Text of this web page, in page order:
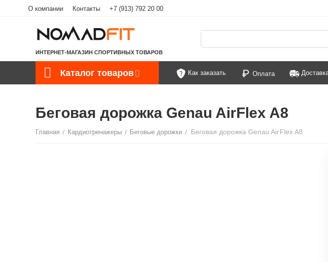
О компании Контакты +7 (913) 792 20 00
ИНТЕРНЕТ-МАГАЗИН СПОРТИВНЫХ ТОВАРОВ
Каталог товаров Как заказать Оплата
Беговая дорожка Genau AirFlex A8
Главная / Кардиотренажеры / Беговые дорожки / Беговая дорожка Genau AirFlex A8
Скидка 35%